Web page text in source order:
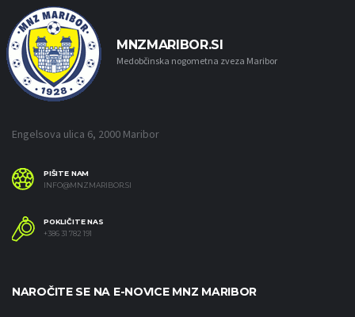
MNZMARIBOR.SI
Medobčinska nogometna zveza Maribor
Engelsova ulica 6, 2000 Maribor
PIŠITE NAM
INFO@MNZMARIBOR.SI
POKLIČITE NAS
+386 31 782 191
NAROČITE SE NA E-NOVICE MNZ MARIBOR